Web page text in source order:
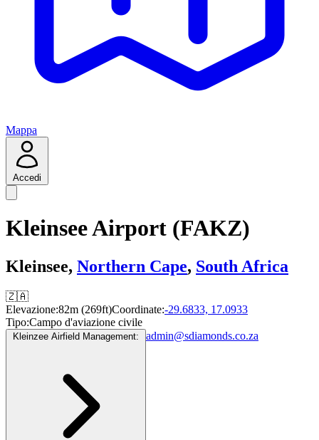
Mappa
Accedi
Kleinsee Airport (FAKZ)
Kleinsee, Northern Cape, South Africa
🇿🇦
Elevazione:82m (269ft)Coordinate:-29.6833, 17.0933
Tipo:Campo d'aviazione civile
Kleinzee Airfield Management: admin@sdiamonds.co.za